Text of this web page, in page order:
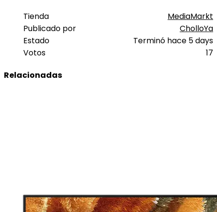
Tienda
MediaMarkt
Publicado por
CholloYa
Estado
Terminó hace 5 days
Votos
17
Relacionadas